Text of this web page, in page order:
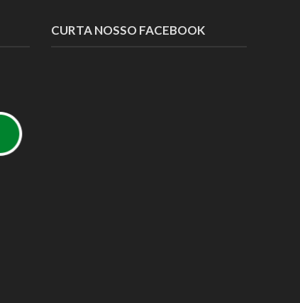
CURTA NOSSO FACEBOOK